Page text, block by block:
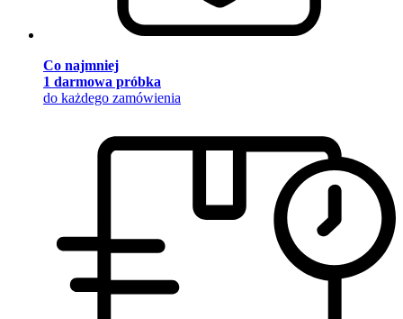
Co najmniej
1 darmowa próbka
do każdego zamówienia